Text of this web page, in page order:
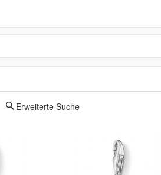
Erweiterte Suche